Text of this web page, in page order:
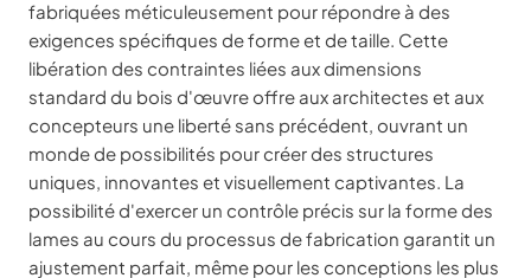
fabriquées méticuleusement pour répondre à des
exigences spécifiques de forme et de taille. Cette
libération des contraintes liées aux dimensions
standard du bois d'œuvre offre aux architectes et aux
concepteurs une liberté sans précédent, ouvrant un
monde de possibilités pour créer des structures
uniques, innovantes et visuellement captivantes. La
possibilité d'exercer un contrôle précis sur la forme des
lames au cours du processus de fabrication garantit un
ajustement parfait, même pour les conceptions les plus